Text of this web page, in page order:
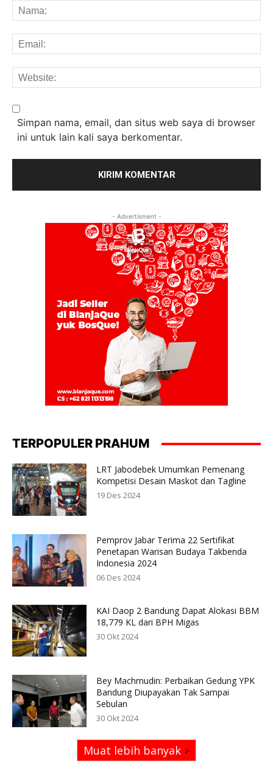
Simpan nama, email, dan situs web saya di browser
ini untuk lain kali saya berkomentar.
- Advertisment -
TERPOPULER PRAHUM
LRT Jabodebek Umumkan Pemenang
Kompetisi Desain Maskot dan Tagline
19 Des 2024
Pemprov Jabar Terima 22 Sertifikat
Penetapan Warisan Budaya Takbenda
Indonesia 2024
06 Des 2024
KAI Daop 2 Bandung Dapat Alokasi BBM
18,779 KL dari BPH Migas
30 Okt 2024
Bey Machmudin: Perbaikan Gedung YPK
Bandung Diupayakan Tak Sampai
Sebulan
30 Okt 2024
Muat lebih banyak